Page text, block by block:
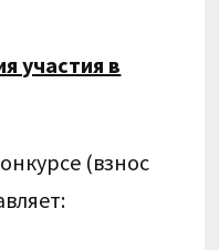
участия в
(взнос